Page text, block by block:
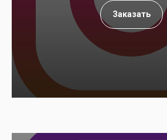
Заказать